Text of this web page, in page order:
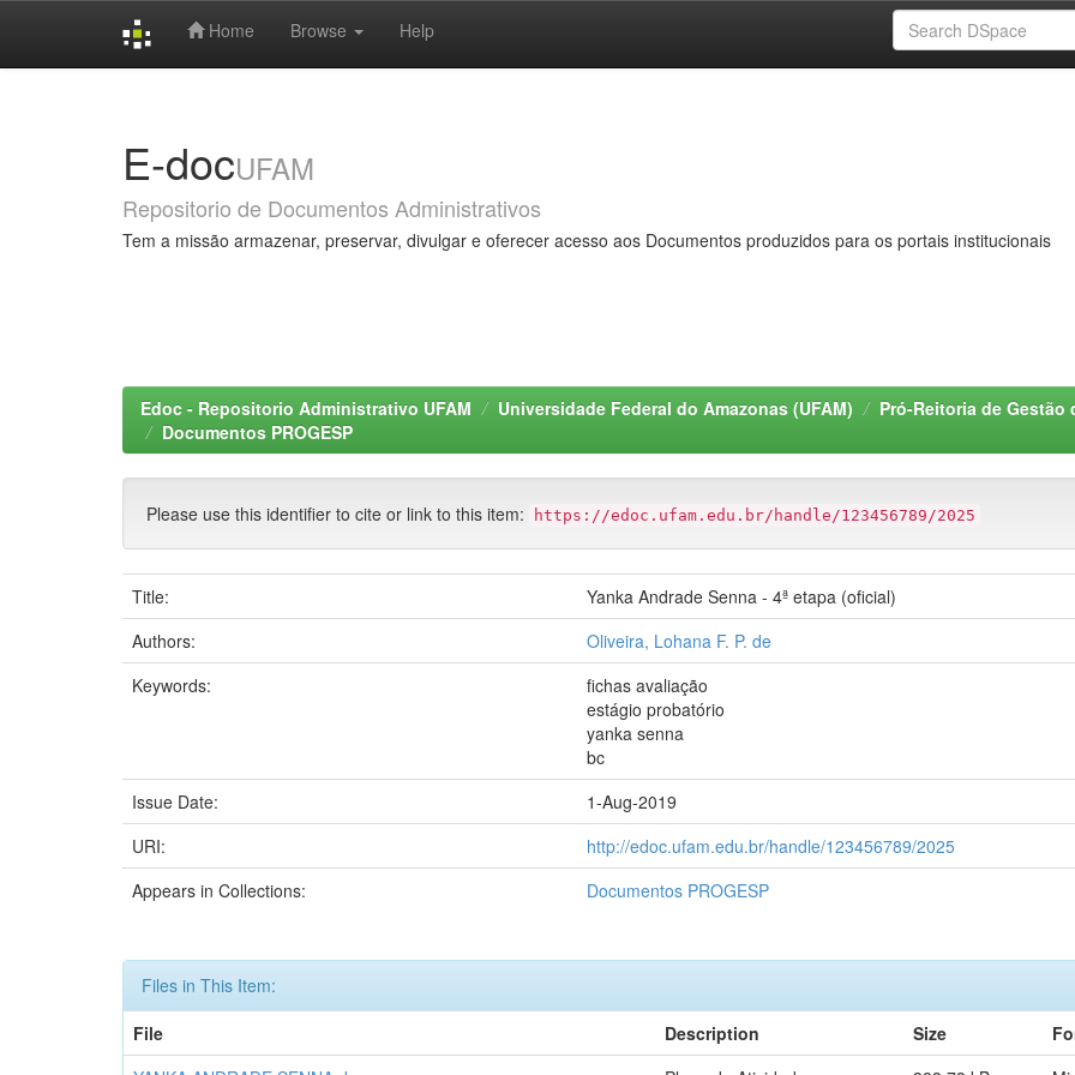
Home Browse Help
E-docUFAM
Repositorio de Documentos Administrativos
Tem a missão armazenar, preservar, divulgar e oferecer acesso aos Documentos produzidos para os portais institucionais
Edoc - Repositorio Administrativo UFAM Universidade Federal do Amazonas (UFAM)
Pró-Reitoria de Gestão
Documentos PROGESP
Please use this identifier to cite or link to this item: https://edoc.ufam.edu.br/handle/123456789/2025
Title:
Yanka Andrade Senna - 4ª etapa (oficial)
Authors:
Oliveira, Lohana F. P. de
Keywords:
fichas avaliação
estágio probatório
yanka senna
bc
Issue Date:
1-Aug-2019
URI:
http://edoc.ufam.edu.br/handle/123456789/2025
Appears in Collections:
Documentos PROGESP
Files in This Item:
File
Description Size